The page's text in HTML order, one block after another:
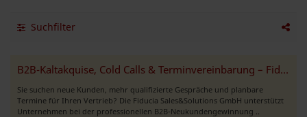
Suchfilter
B2B-Kaltakquise, Cold Calls & Terminvereinbarung – Fiducia Sales&Solut
Sie suchen neue Kunden, mehr qualifizierte Gespräche und planbare
Termine für Ihren Vertrieb? Die Fiducia Sales&Solutions GmbH unterstützt
Unternehmen bei der professionellen B2B-Neukundengewinnung ..